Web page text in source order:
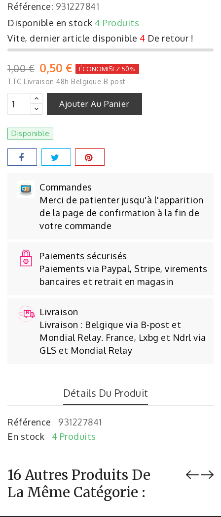
Référence: 931227841
Disponible en stock 4 Produits
Vite, dernier article disponible 4 De retour !
1,00 € 0,50 € ÉCONOMISEZ 50%
TTC Livraison 48h Belgique B post
Ajouter Au Panier
Disponible
Commandes
Merci de patienter jusqu'à l'apparition
de la page de confirmation à la fin de
votre commande
Paiements sécurisés
Paiements via Paypal, Stripe, virements
bancaires et retrait en magasin
Livraison
Livraison : Belgique via B-post et
Mondial Relay. France, Lxbg et Ndrl via
GLS et Mondial Relay
Détails Du Produit
Référence
931227841
En stock
4 Produits
16 Autres Produits De
La Même Catégorie :